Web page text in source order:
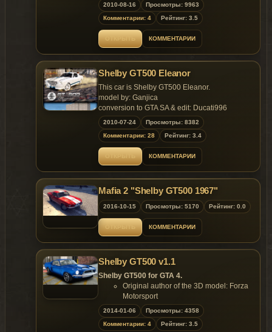
2010-08-16
Просмотры: 9963
Комментарии: 4
Рейтинг: 3.5
КОММЕНТАРИИ
Shelby GT500 Eleanor
This car is Shelby GT500 Eleanor.
model by: Ganjica
conversion to GTA SA & edit: Ducati996
conversion from GTA SA to GTA IV: pecet93
handling by: igl
2010-07-24
Просмотры: 8382
Комментарии: 28
Рейтинг: 3.4
КОММЕНТАРИИ
Mafia 2 "Shelby GT500 1967"
2016-10-15 Просмотры: 5170 Рейтинг: 0.0
КОММЕНТАРИИ
Shelby GT500 v1.1
Shelby GT500 for GTA 4.
Original author of the 3D model: Forza
Motorsport
Converted to GTA4 by: Lord Neophyte
Features:
Model support all features of the game.
2014-01-06
Просмотры: 4358
Комментарии: 4
Рейтинг: 3.5